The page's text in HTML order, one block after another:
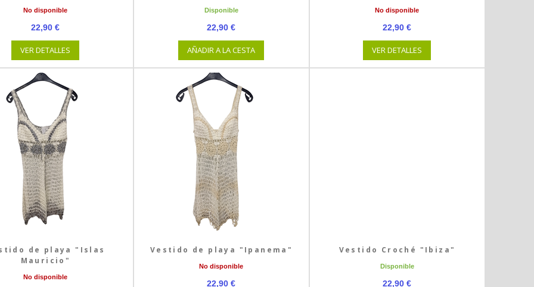
No disponible
22,90 €
VER DETALLES
Disponible
22,90 €
AÑADIR A LA CESTA
No disponible
22,90 €
VER DETALLES
de playa "Islas
Mauricio"
No disponible
Vestido de playa "Ipanema"
No disponible
22,90 €
Vestido Croché "Ibiza"
Disponible
22,90 €